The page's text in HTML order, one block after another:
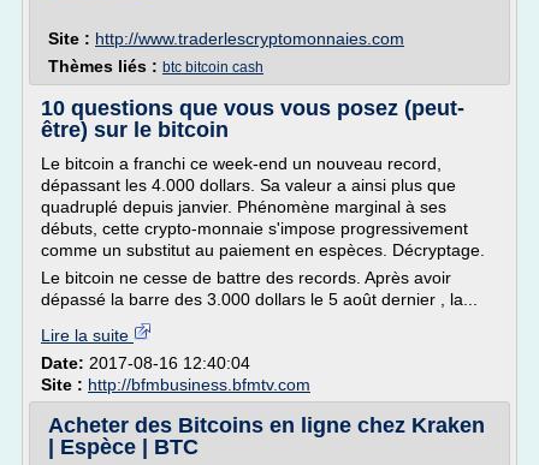
Site : http://www.traderlescryptomonnaies.com
Thèmes liés : btc bitcoin cash
10 questions que vous vous posez (peut-
être) sur le bitcoin
Le bitcoin a franchi ce week-end un nouveau record,
dépassant les 4.000 dollars. Sa valeur a ainsi plus que
quadruplé depuis janvier. Phénomène marginal à ses
débuts, cette crypto-monnaie s'impose progressivement
comme un substitut au paiement en espèces. Décryptage.
Le bitcoin ne cesse de battre des records. Après avoir
dépassé la barre des 3.000 dollars le 5 août dernier , la...
Lire la suite
Date: 2017-08-16 12:40:04
Site : http://bfmbusiness.bfmtv.com
Acheter des Bitcoins en ligne chez Kraken
| Espèce | BTC